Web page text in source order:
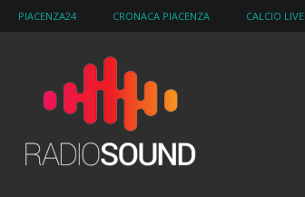
PIACENZA24 CRONACA PIACENZA CALCIO LIVE